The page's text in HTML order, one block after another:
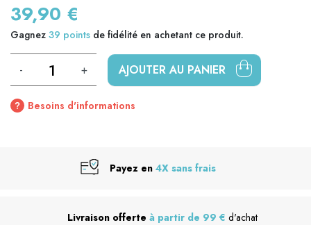
39,90 €
Gagnez 39 points de fidélité en achetant ce produit.
- + AJOUTER AU PANIER
Besoins d'informations
Payez en 4X sans frais
Livraison offerte à partir de 99 € d'achat